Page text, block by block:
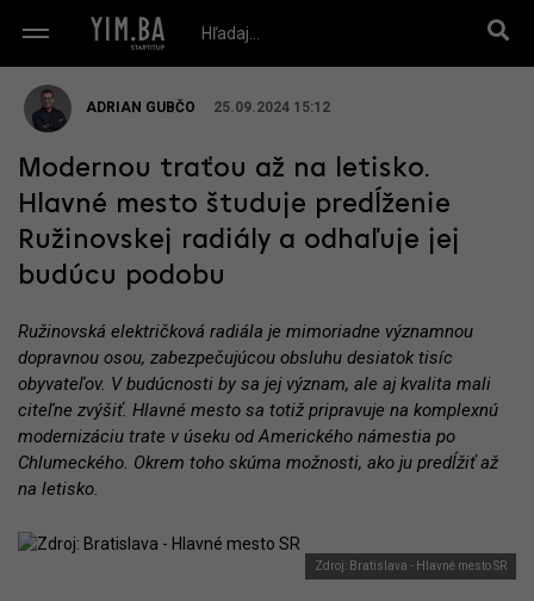
ADRIAN GUBČO 25.09.2024 15:12
Modernou traťou až na letisko.
Hlavné mesto študuje predĺženie
Ružinovskej radiály a odhaľuje jej
budúcu podobu
Ružinovská električková radiála je mimoriadne významnou
dopravnou osou, zabezpečujúcou obsluhu desiatok tisíc
obyvateľov. V budúcnosti by sa jej význam, ale aj kvalita mali
citeľne zvýšiť. Hlavné mesto sa totiž pripravuje na komplexnú
modernizáciu trate v úseku od Amerického námestia po
Chlumeckého. Okrem toho skúma možnosti, ako ju predĺžiť až
na letisko.
Zdroj: Bratislava - Hlavné mesto SR